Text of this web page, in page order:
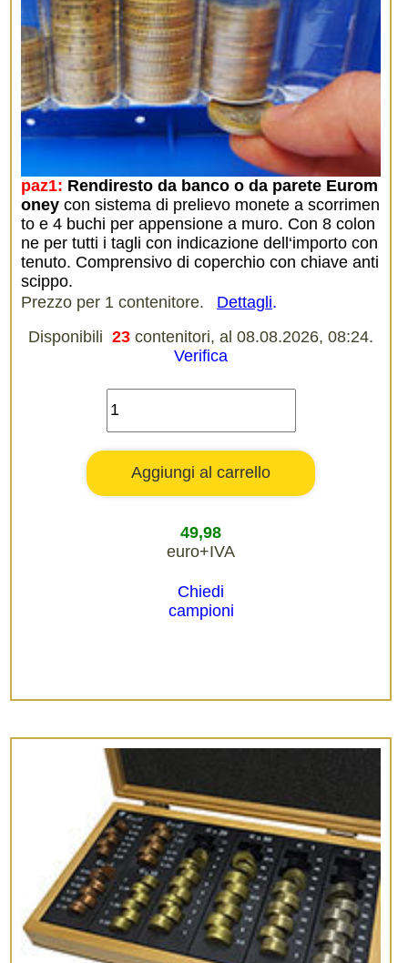
paz1: Rendiresto da banco o da parete Eurom
oney con sistema di prelievo monete a scorrimen
to e 4 buchi per appensione a muro. Con 8 colon
ne per tutti i tagli con indicazione dell‘importo con
tenuto. Comprensivo di coperchio con chiave anti
scippo.
Prezzo per 1 contenitore.
Dettagli.
Disponibili 23 contenitori, al 08.08.2026, 08:24.
Verifica
49,98
euro+IVA
Chiedi
campioni